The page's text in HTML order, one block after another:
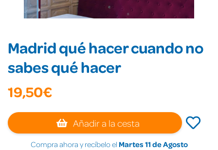
Madrid qué hacer cuando no
sabes qué hacer
19,50€
Añadir a la cesta
Compra ahora y recíbelo el Martes 11 de Agosto